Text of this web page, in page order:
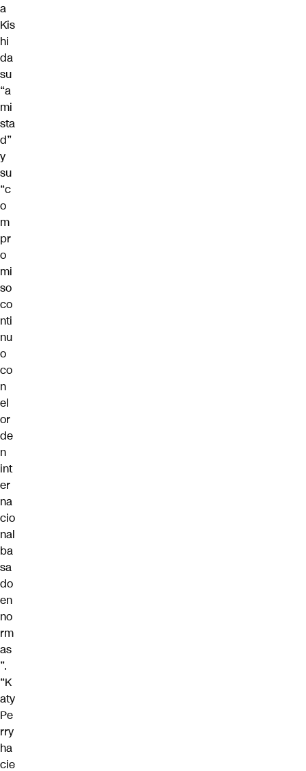
a
Kis
hi
da
su
“a
mi
sta
d”
y
su
“c
o
m
pr
o
mi
so
co
nti
nu
o
co
n
el
or
de
n
int
er
na
cio
nal
ba
sa
do
en
no
rm
as
”.
“K
aty
Pe
rry
ha
cie